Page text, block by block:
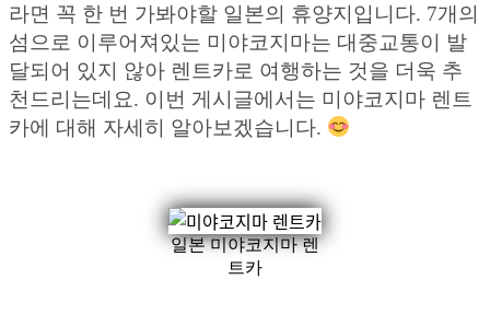
라면 꼭 한 번 가봐야할 일본의 휴양지입니다. 7개의
섬으로 이루어져있는 미야코지마는 대중교통이 발
달되어 있지 않아 렌트카로 여행하는 것을 더욱 추
천드리는데요. 이번 게시글에서는 미야코지마 렌트
카에 대해 자세히 알아보겠습니다.
일본 미야코지마 렌
트카